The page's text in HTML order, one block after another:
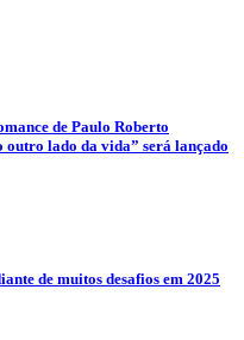
de Paulo Roberto
outro lado da vida” será lançado
de muitos desafios em 2025